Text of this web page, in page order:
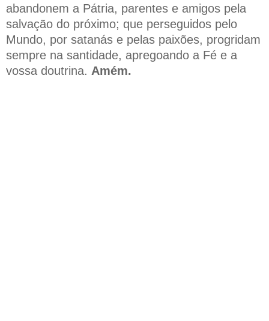
abandonem a Pátria, parentes e amigos pela
salvação do próximo; que perseguidos pelo
Mundo, por satanás e pelas paixões, progridam
sempre na santidade, apregoando a Fé e a
vossa doutrina. Amém.